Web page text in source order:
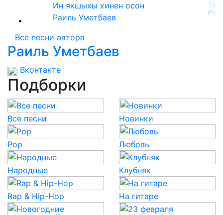
Ин якшыхы хинен осон
Раиль Уметбаев
Все песни автора
Раиль Уметбаев
Вконтакте
Подборки
Все песни Новинки
Pop Любовь
Народные Клубняк
Rap & Hip-Hop На гитаре